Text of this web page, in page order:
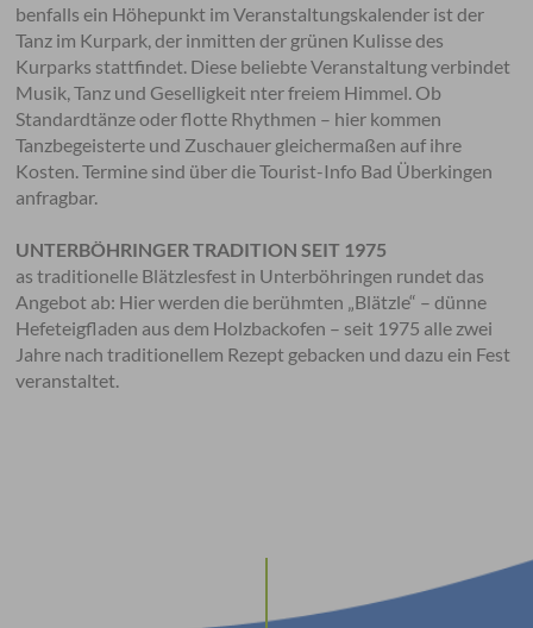
benfalls ein Höhepunkt im Veranstaltungskalender ist der
Tanz im Kurpark, der inmitten der grünen Kulisse des
Kurparks stattfindet. Diese beliebte Veranstaltung verbindet
Musik, Tanz und Geselligkeit nter freiem Himmel. Ob
Standardtänze oder flotte Rhythmen – hier kommen
Tanzbegeisterte und Zuschauer gleichermaßen auf ihre
Kosten. Termine sind über die Tourist-Info Bad Überkingen
anfragbar.
UNTERBÖHRINGER TRADITION SEIT 1975
as traditionelle Blätzlesfest in Unterböhringen rundet das
Angebot ab: Hier werden die berühmten „Blätzle“ – dünne
Hefeteigfladen aus dem Holzbackofen – seit 1975 alle zwei
Jahre nach traditionellem Rezept gebacken und dazu ein Fest
veranstaltet.